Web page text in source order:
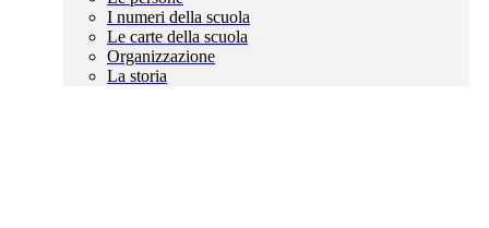
I numeri della scuola
Le carte della scuola
Organizzazione
La storia